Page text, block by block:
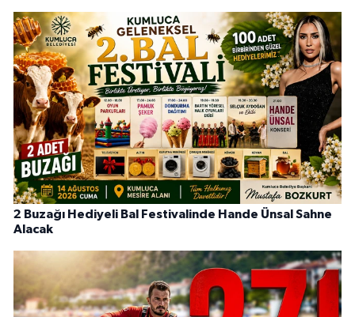
2 Buzağı Hediyeli Bal Festivalinde Hande Ünsal Sahne
Alacak